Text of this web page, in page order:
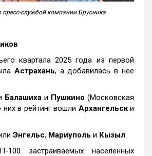
пресс-службой компании Брусника
квартала 2025 года из первой
Астрахань, а добавилась в нее
Балашиха и Пушкино (Московская
в рейтинг вошли Архангельски
Энгельс, Мариуполь и Кызыл.
застраиваемых населенных